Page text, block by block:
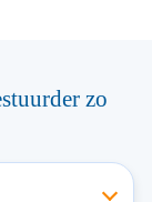
zo